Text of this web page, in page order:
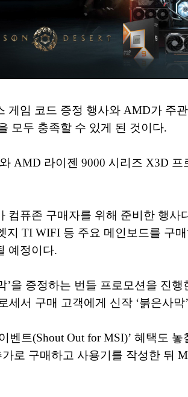
게임 코드 증정 행사와 AMD가 주
모두 충족할 수 있게 된 것이다.
AMD 라이젠 9000 시리즈 X3D
컴퓨존 구매자를 위해 준비한 행
TI WIFI 등 주요 메인보드를 구매
예정이다.
’을 증정하는 번들 프로모션을 진
서 구매 고객에게 신작 ‘붉은사막
벤트(Shout Out for MSI)’ 혜택도
로 구매하고 사용기를 작성한 뒤